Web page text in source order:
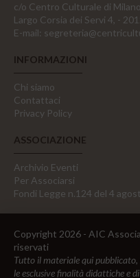
c/o Centro Culturale di Milano
Largo Corsia dei Servi 4, -
E-mail:
INFORMAZIONI
Chi siamo
Contattaci
Privacy Policy
ASSOCIAZIONE
Archivio Eventi
Per Associarsi
Fondi Legge n.124 del 4
Copyright 2026 - AIC
riservati
Tutto il materiale qui
le esclusive finalità didattiche e